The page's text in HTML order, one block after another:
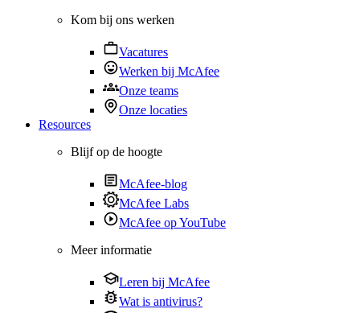
Kom bij ons werken
Vacatures
Werken bij McAfee
Onze teams
Onze locaties
Resources
Blijf op de hoogte
McAfee-blog
McAfee Labs
McAfee op YouTube
Meer informatie
Leren bij McAfee
Wat is antivirus?